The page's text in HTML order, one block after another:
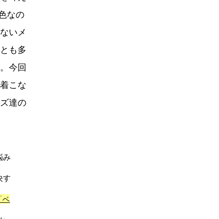
なの
いメ
も多
今回
こな
達の
み
す
ベ